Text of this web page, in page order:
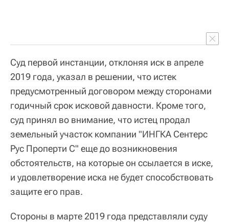
Суд первой инстанции, отклоняя иск в апреле
2019 года, указал в решении, что истек
предусмотренный договором между сторонами
годичный срок исковой давности. Кроме того,
суд принял во внимание, что истец продал
земельный участок компании "ИНГКА Сентерс
Рус Проперти С" еще до возникновения
обстоятельств, на которые он ссылается в иске,
и удовлетворение иска не будет способствовать
защите его прав.
Стороны в марте 2019 года представляли суду